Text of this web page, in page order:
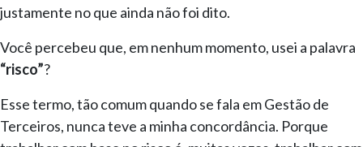
justamente no que ainda não foi dito.
Você percebeu que, em nenhum momento, usei a palavra
“risco”?
Esse termo, tão comum quando se fala em Gestão de
Terceiros, nunca teve a minha concordância. Porque